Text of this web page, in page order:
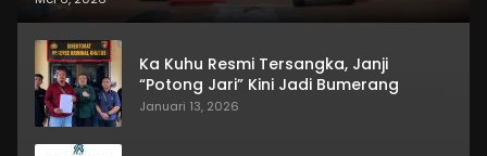
Ka Kuhu Resmi Tersangka, Janji
“Potong Jari” Kini Jadi Bumerang
Januari 13, 2026